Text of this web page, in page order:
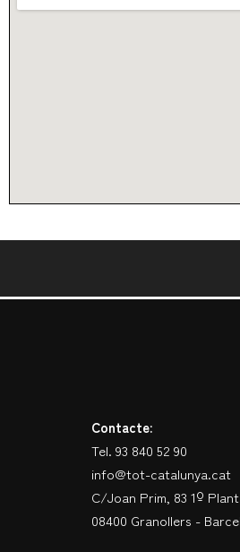
Contacte:
Tel. 93 840 52 90
info@tot-catalunya.cat
C/Joan Prim, 83 1º
08400 Granollers -